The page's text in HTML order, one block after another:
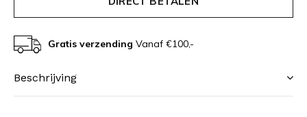
Gratis verzending Vanaf €100,-
Beschrijving